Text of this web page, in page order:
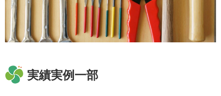
実績実例一部